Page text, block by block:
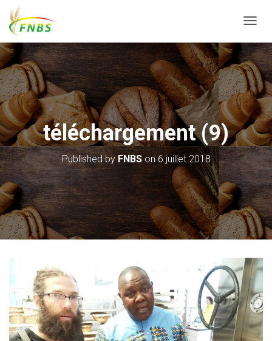
O
G
G
L
E
N
A
V
G
T
I
O
N
téléchargement (9)
Published byFNBSon6 juillet 2018